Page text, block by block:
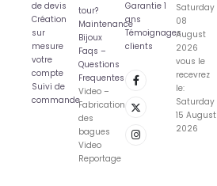
de devis
Création
sur
mesure
votre
compte
Suivi de
commande
tour?
Maintenance
Bijoux
Faqs –
Questions
Frequentes
Video –
Fabrication
des
bagues
Video
Reportage
Garantie 1
ans
Témoignages
clients
Saturday
08
August
2026
vous le
recevrez
le:
Saturday
15 August
2026